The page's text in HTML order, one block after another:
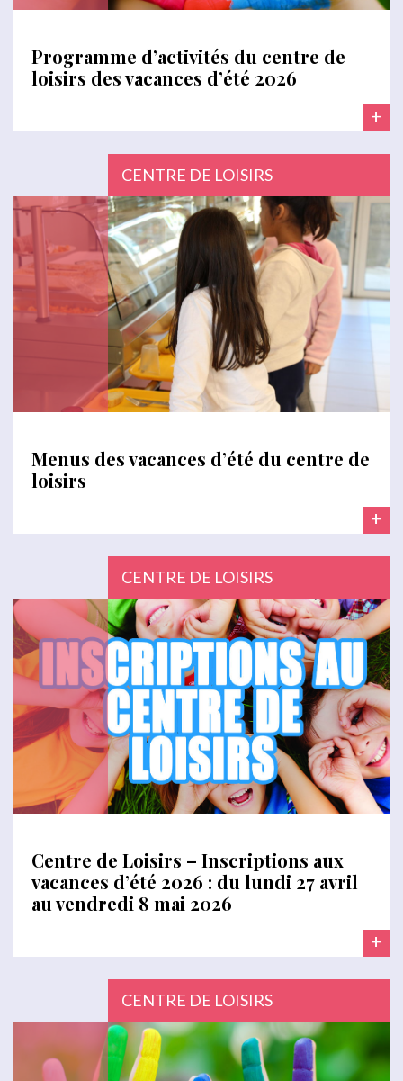
Programme d’activités du centre de
loisirs des vacances d’été 2026
+
CENTRE DE LOISIRS
Menus des vacances d’été du centre de
loisirs
+
CENTRE DE LOISIRS
Centre de Loisirs – Inscriptions aux
vacances d’été 2026 : du lundi 27 avril
au vendredi 8 mai 2026
+
CENTRE DE LOISIRS